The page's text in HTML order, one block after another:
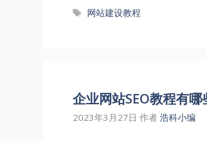
标
网站建设教程
企业网站SEO教程有哪
2023年3月27日 作者 浩科小编